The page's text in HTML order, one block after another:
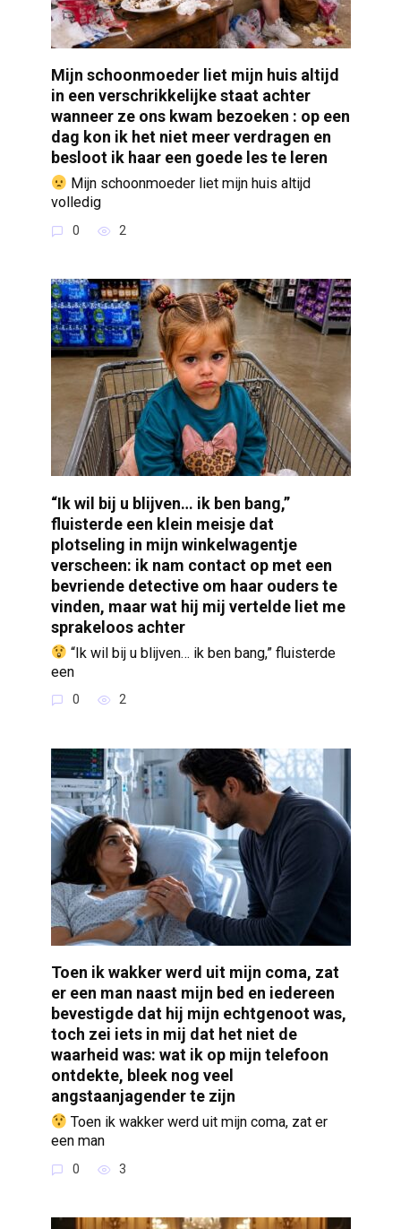
Mijn schoonmoeder liet mijn huis altijd
in een verschrikkelijke staat achter
wanneer ze ons kwam bezoeken : op een
dag kon ik het niet meer verdragen en
besloot ik haar een goede les te leren
Mijn schoonmoeder liet mijn huis altijd
volledig
0 2
“Ik wil bij u blijven… ik ben bang,”
fluisterde een klein meisje dat
plotseling in mijn winkelwagentje
verscheen: ik nam contact op met een
bevriende detective om haar ouders te
vinden, maar wat hij mij vertelde liet me
sprakeloos achter
“Ik wil bij u blijven… ik ben bang,” fluisterde
een
0 2
Toen ik wakker werd uit mijn coma, zat
er een man naast mijn bed en iedereen
bevestigde dat hij mijn echtgenoot was,
toch zei iets in mij dat het niet de
waarheid was: wat ik op mijn telefoon
ontdekte, bleek nog veel
angstaanjagender te zijn
Toen ik wakker werd uit mijn coma, zat er
een man
0 3